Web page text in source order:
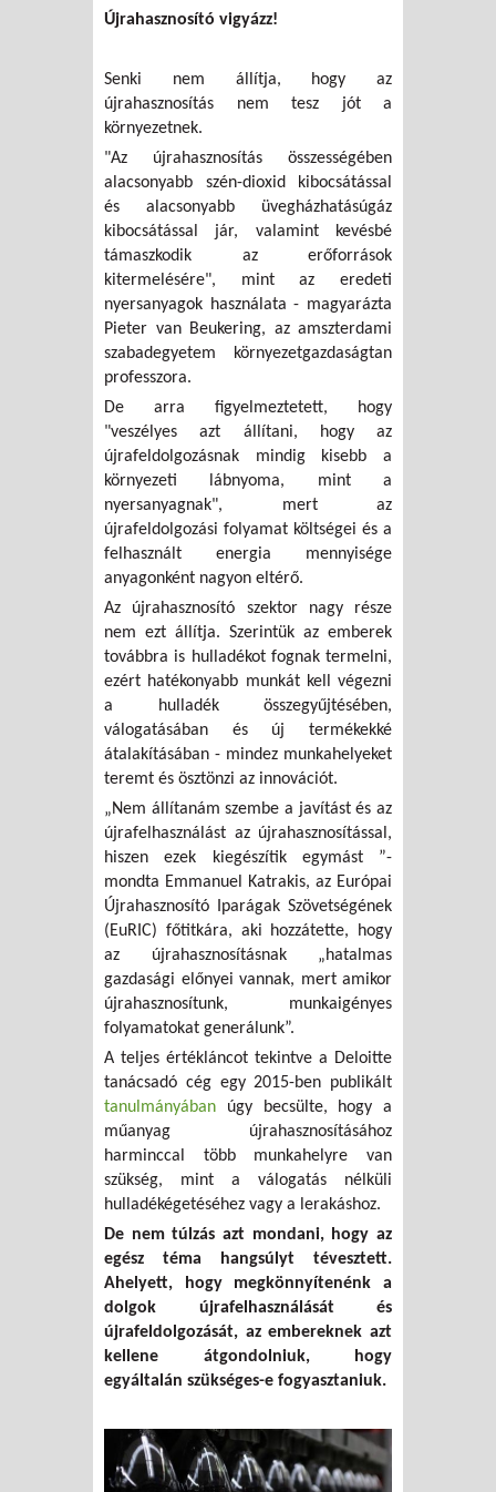
Újrahasznosító vigyázz!
Senki nem állítja, hogy az
újrahasznosítás nem tesz jót a
környezetnek.
"Az újrahasznosítás összességében
alacsonyabb szén-dioxid kibocsátással
és alacsonyabb üvegházhatásúgáz
kibocsátással jár, valamint kevésbé
támaszkodik az erőforrások
kitermelésére", mint az eredeti
nyersanyagok használata - magyarázta
Pieter van Beukering, az amszterdami
szabadegyetem környezetgazdaságtan
professzora.
De arra figyelmeztetett, hogy
"veszélyes azt állítani, hogy az
újrafeldolgozásnak mindig kisebb a
környezeti lábnyoma, mint a
nyersanyagnak", mert az
újrafeldolgozási folyamat költségei és a
felhasznált energia mennyisége
anyagonként nagyon eltérő.
Az újrahasznosító szektor nagy része
nem ezt állítja. Szerintük az emberek
továbbra is hulladékot fognak termelni,
ezért hatékonyabb munkát kell végezni
a hulladék összegyűjtésében,
válogatásában és új termékekké
átalakításában - mindez munkahelyeket
teremt és ösztönzi az innovációt.
„Nem állítanám szembe a javítást és az
újrafelhasználást az újrahasznosítással,
hiszen ezek kiegészítik egymást ”-
mondta Emmanuel Katrakis, az Európai
Újrahasznosító Iparágak Szövetségének
(EuRIC) főtitkára, aki hozzátette, hogy
az újrahasznosításnak „hatalmas
gazdasági előnyei vannak, mert amikor
újrahasznosítunk, munkaigényes
folyamatokat generálunk”.
A teljes értékláncot tekintve a Deloitte
tanácsadó cég egy 2015-ben publikált
tanulmányában úgy becsülte, hogy a
műanyag újrahasznosításához
harminccal több munkahelyre van
szükség, mint a válogatás nélküli
hulladékégetéséhez vagy a lerakáshoz.
De nem túlzás azt mondani, hogy az
egész téma hangsúlyt tévesztett.
Ahelyett, hogy megkönnyítenénk a
dolgok újrafelhasználását és
újrafeldolgozását, az embereknek azt
kellene átgondolniuk, hogy
egyáltalán szükséges-e fogyasztaniuk.